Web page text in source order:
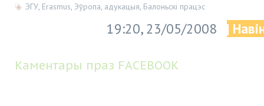
ЭГУ Erasmus Эўропа адукацыя Балоньскі працэс
19:20, 23/05/2008 |
Каментары праз FACEBOOK